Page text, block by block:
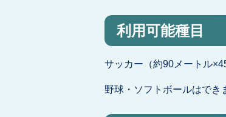
利用可能種目
サッカー（約90メートル
野球・ソフトボールはでき